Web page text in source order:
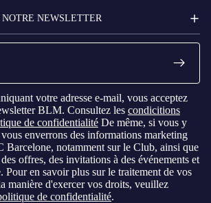
NEWSLETTER
votre adresse e-mail, vous acceptez
BLM. Consultez les condicitions
de confidentialité De même, si vous y
enverrons des informations marketing
Barcelone, notamment sur le Club, ainsi que
offres, des invitations à des événements et
Pour en savoir plus sur le traitement de vos
manière d'exercer vos droits, veuillez
de confidentialité.